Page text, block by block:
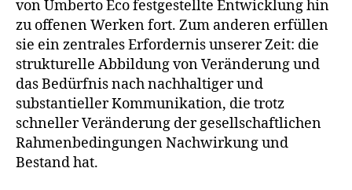
von Umberto Eco festgestellte Entwicklung hin
zu offenen Werken fort. Zum anderen erfüllen
sie ein zentrales Erfordernis unserer Zeit: die
strukturelle Abbildung von Veränderung und
das Bedürfnis nach nachhaltiger und
substantieller Kommunikation, die trotz
schneller Veränderung der gesellschaftlichen
Rahmenbedingungen Nachwirkung und
Bestand hat.